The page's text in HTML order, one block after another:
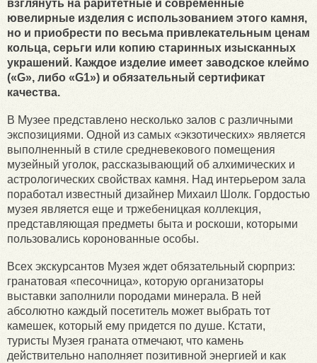
взглянуть на раритетные и современные
ювелирные изделия с использованием этого камня,
но и приобрести по весьма привлекательным ценам
кольца, серьги или копию старинных изысканных
украшений. Каждое изделие имеет заводское клеймо
(«G», либо «G1») и обязательный сертификат
качества.
В Музее представлено несколько залов с различными
экспозициями. Одной из самых «экзотических» является
выполненный в стиле средневекового помещения
музейный уголок, рассказывающий об алхимических и
астрологических свойствах камня. Над интерьером зала
поработал известный дизайнер Михаил Шолк. Гордостью
музея является еще и тржебеницкая коллекция,
представляющая предметы быта и роскоши, которыми
пользовались коронованные особы.
Всех экскурсантов Музея ждет обязательный сюрприз:
гранатовая «песочница», которую организаторы
выставки заполнили породами минерала. В ней
абсолютно каждый посетитель может выбрать тот
камешек, который ему придется по душе. Кстати,
туристы Музея граната отмечают, что камень
действительно наполняет позитивной энергией и как